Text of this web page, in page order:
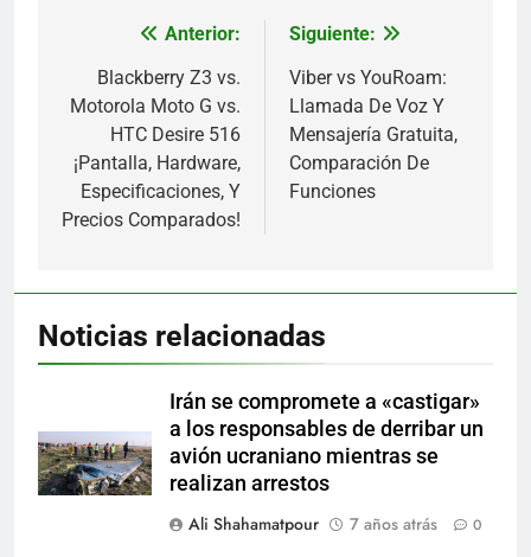
Navegación
entradas
Anterior:
Blackberry Z3 vs.
Motorola Moto G vs.
HTC Desire 516
¡Pantalla, Hardware,
Especificaciones, Y
Precios Comparados!
Siguiente:
Viber vs YouRoam:
Llamada De Voz Y
Mensajería Gratuita,
Comparación De
Funciones
Noticias relacionadas
Irán se compromete a «castigar»
a los responsables de derribar un
avión ucraniano mientras se
realizan arrestos
Ali Shahamatpour
7 años atrás 0